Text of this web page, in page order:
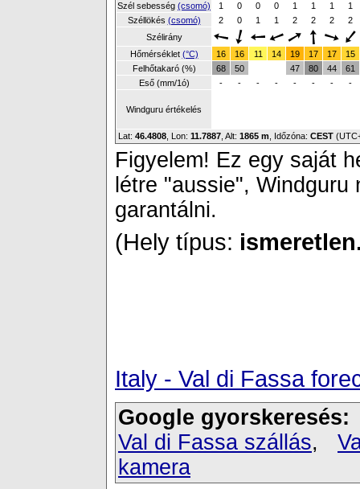
Szél sebesség (csomó) 1 0 0 0 1 1 1
1
Széllökés (csomó) 2 0 1 1 2 2 2
2
Szélirány
Hőmérséklet (°C) 16 16 11 14 19 17 17
15
Felhőtakaró (%)
68 50 47 80 44
61
Eső (mm/1ó)
- - - - - - - -
Windguru értékelés
Lat: 46.4808 , Lon: 11.7887 Alt: 1865 m , Időzóna: CEST
Figyelem! Ez egy saját
létre "aussie",
garantálni.
(Hely típus:
Italy - Val di Fassa
Google gyorskeresés:
Val di Fassa szállás,
kamera